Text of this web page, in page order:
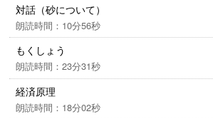
対話（砂について）
朗読時間：10分56秒
もくしょう
朗読時間：23分31秒
経済原理
朗読時間：18分02秒